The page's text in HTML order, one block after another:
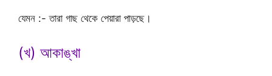
যেমন :- তারা গাছ থেকে পেয়ারা পাড়ছে।
(খ) আকাঙ্খা